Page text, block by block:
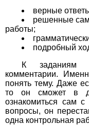
1
2
1
2 3 4
1
2 3 4
верные
решенные
работы;
подробный
К заданиям
комментарии.
понять тему. Даже
то он сможет в
ознакомиться сам
вопросы, он
одна контрольная